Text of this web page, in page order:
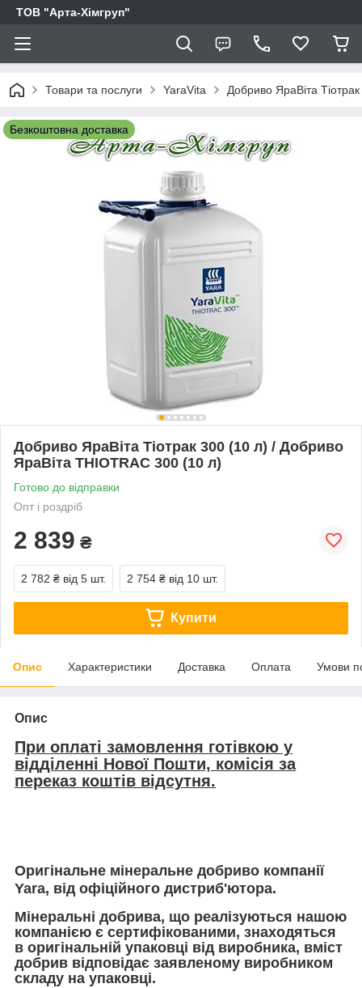
ТОВ "Арта-Хімгруп"
Товари та послуги YaraVita Добриво ЯраВіта
Безкоштовна доставка
Добриво ЯраВіта Тіотрак 300 (10 л) / Добриво
ЯраВіта THIOTRAC 300 (10 л)
Готово до відправки
Опт і роздріб
2 839 ₴
2 782 ₴ від 5 шт. 2 754 ₴ від 10 шт.
Купити
Опис Характеристики Доставка Оплата Умови
Опис
При оплаті замовлення готівкою у
відділенні Нової Пошти, комісія за
переказ коштів відсутня.
Оригінальне мінеральне добриво компанії
Yara, від офіційного дистриб'ютора.
Мінеральні добрива, що реалізуються нашою
компанією є сертифікованими, знаходяться
в оригінальній упаковці від виробника, вміст
добрив відповідає заявленому виробником
складу на упаковці.